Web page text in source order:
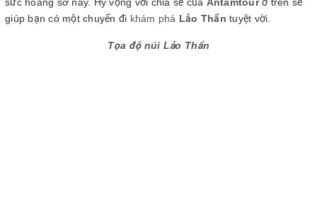
sức hoang sơ này. Hy vọng với chia sẻ của Antamtourở trên sẽ
giúp bạn có một chuyến đi khám phá Lảo Thẩn tuyệt vời.
Tọa độ núi Lảo Thẩn